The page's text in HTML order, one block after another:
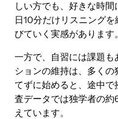
しい方でも、好きな時
日10分だけリスニング
びていく実感があります。
一方で、自習には課題
ションの維持は、多く
てずに始めると、途中
査データでは独学者の
えています。